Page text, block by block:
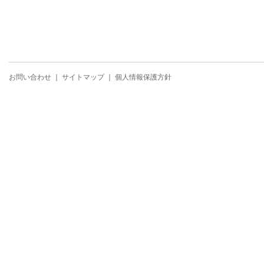
お問い合わせ サイトマップ｜ 個人情報保護方針